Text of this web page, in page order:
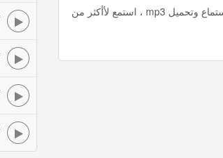
دعاء يا بديع السموات والارض ياذا الجلال والاكرام دعاء مميز و مؤثر جدا ماهر المعيقلي استماع وتحميل mp3 ، استمع لأأكثر من